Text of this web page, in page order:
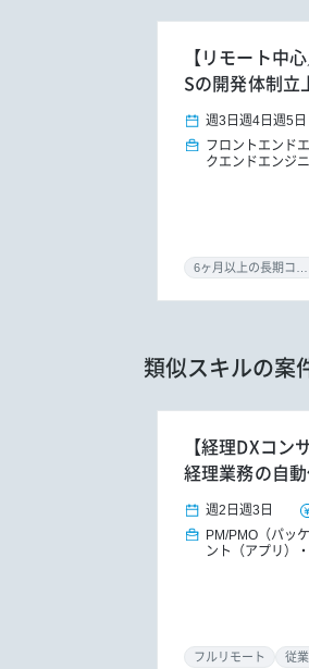
【リモート中
Sの開発体制立
週3日 週4日 週5日
フロントエンド
クエンドエンジ
類似スキルの案
【経理DXコ
経理業務の自
週2日 週3日
PM/PMO（パッ
ント（アプリ）
フルリモート 従